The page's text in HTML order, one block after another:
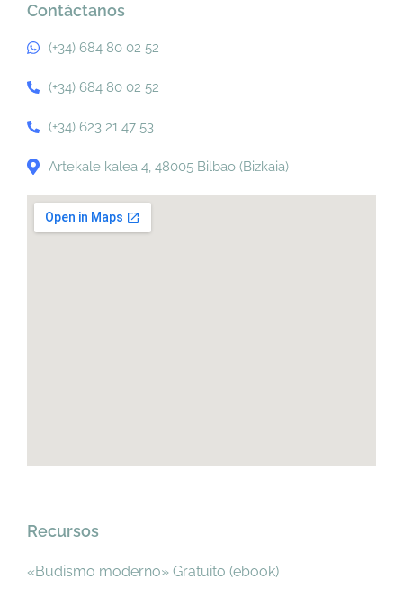
Contáctanos
(+34) 684 80 02 52
(+34) 684 80 02 52
(+34) 623 21 47 53
Artekale kalea 4, 48005 Bilbao (Bizkaia)
Recursos
«Budismo moderno» Gratuito (ebook)